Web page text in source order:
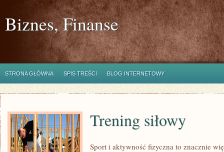
Biznes, Finanse
STRONA GŁÓWNA SPIS TREŚCI BLOG INTERNETOWY
Trening siłowy
Sport i aktywność fizyczna to znacznie